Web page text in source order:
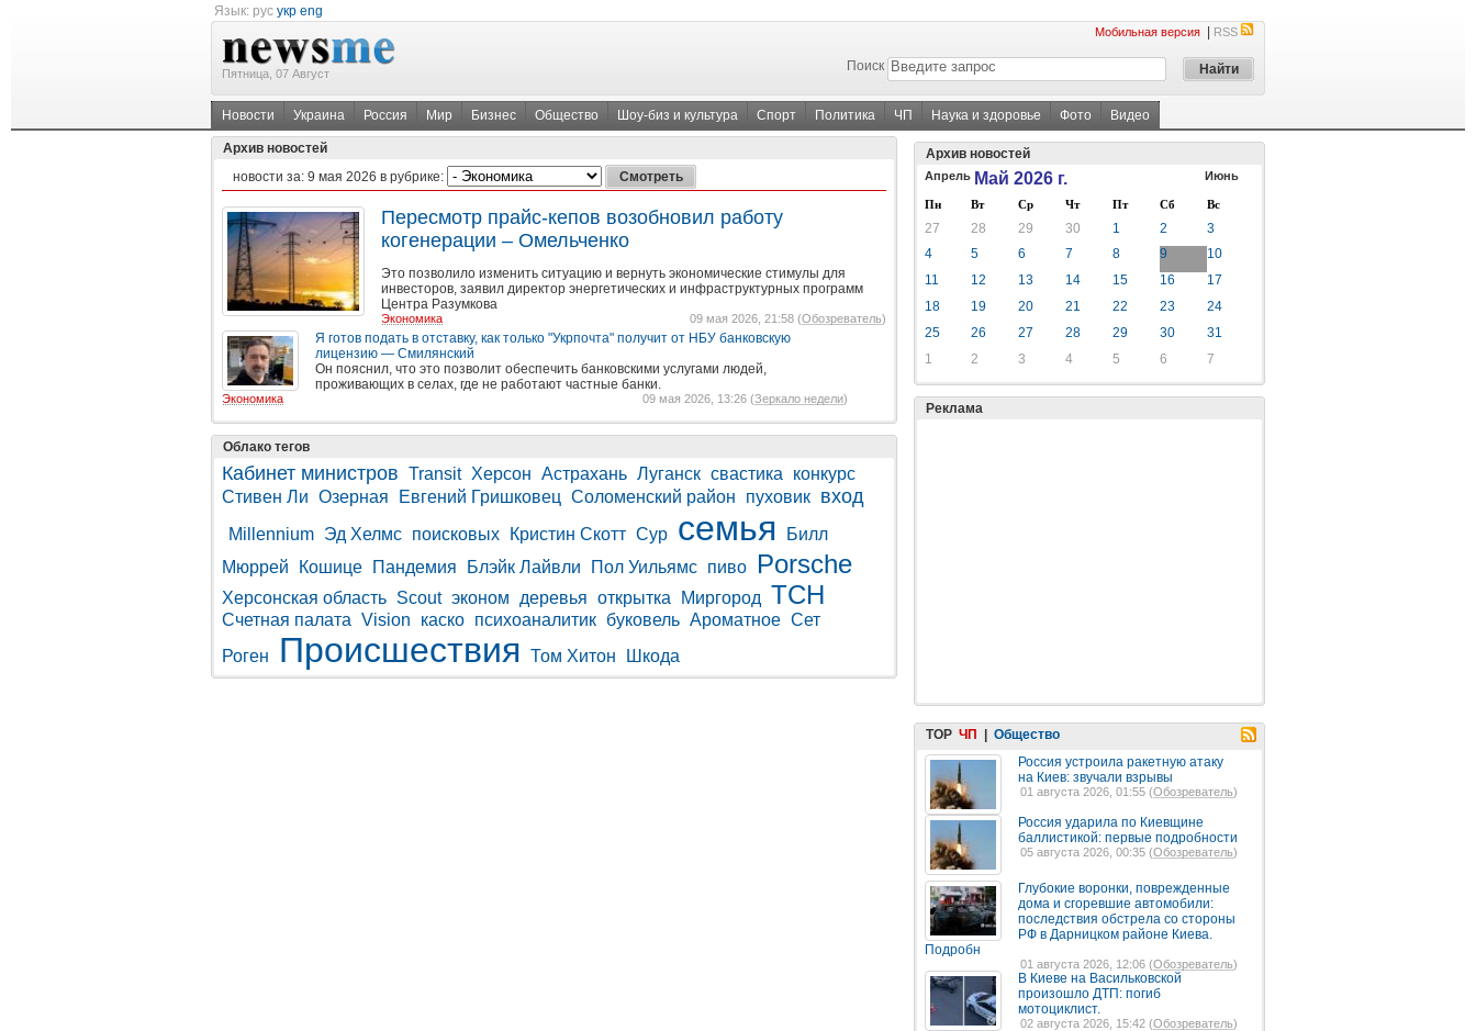
Язык: рус укр eng
Пятница, 07 Август
Мобильная версия RSS
Поиск
Новости Украина Россия Мир Бизнес Общество Шоу-биз и культура Спорт Политика ЧП Наука и здоровье Фото Видео
Архив новостей
новости за: 9 мая 2026 в рубрике:
Пересмотр прайс-кепов возобновил работу
когенерации – Омельченко
Это позволило изменить ситуацию и вернуть экономические стимулы для
инвесторов, заявил директор энергетических и инфраструктурных программ
Центра Разумкова
Экономика 09 мая 2026, 21:58 (Обозреватель)
Я готов подать в отставку, как только "Укрпочта" получит от НБУ банковскую
лицензию — Смилянский
Он пояснил, что это позволит обеспечить банковскими услугами людей,
проживающих в селах, где не работают частные банки.
Экономика 09 мая 2026, 13:26 (Зеркало недели)
Облако тегов
Кабинет министров Transit Херсон Астрахань Луганск свастика
конкурс
Стивен Ли Озерная Евгений Гришковец Соломенский район пуховик вход
Millennium Эд Хелмс поисковых Кристин Скотт Сур семья
Билл
Мюррей
Кошице Пандемия Блэйк Лайвли Пол Уильямс пиво Porsche
Херсонская область Scout эконом деревья открытка Миргород ТСН
Счетная палата Vision каско психоаналитик буковель Ароматное Сет
Роген
Происшествия Том Хитон Шкода
Архив новостей
Апрель Май 2026 г. Июнь
Пн Вт Ср Чт Пт Сб Вс
27 28 29 30 1 2
3
4
5 6 7 8 9
10
11
12 13 14 15 16
17
18
19 20 21 22 23
24
25
26 27 28 29 30
31
1
2 3 4 5 6 7
Реклама
TOP ЧП
Общество
Россия устроила ракетную атаку
на Киев: звучали взрывы
01 августа 2026, 01:55 (Обозреватель)
Россия ударила по Киевщине
баллистикой: первые подробности
05 августа 2026, 00:35 (Обозреватель)
Глубокие воронки, поврежденные
дома и сгоревшие автомобили:
последствия обстрела со стороны
РФ в Дарницком районе Киева.
Подробн
01 августа 2026, 12:06 (Обозреватель)
В Киеве на Васильковской
произошло ДТП: погиб
мотоциклист.
02 августа 2026, 15:42 (Обозреватель)